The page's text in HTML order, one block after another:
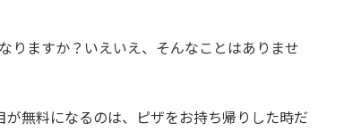
りますか？いえいえ、そんなことはありませ
無料になるのは、ピザをお持ち帰りした時だ